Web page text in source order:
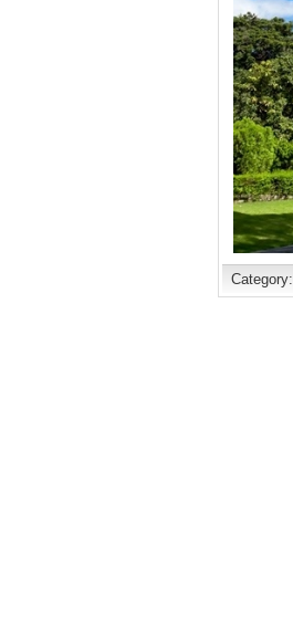
Category: